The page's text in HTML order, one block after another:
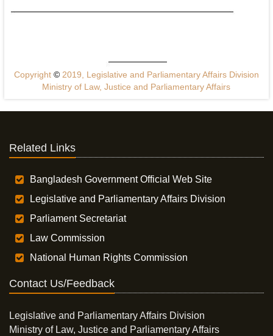
Copyright ©2019, Legislative and Parliamentary Affairs Division
Ministry of Law, Justice and Parliamentary Affairs
Related Links
Bangladesh Government Official Web Site
Legislative and Parliamentary Affairs Division
Parliament Secretariat
Law Commission
National Human Rights Commission
Contact Us/Feedback
Legislative and Parliamentary Affairs Division
Ministry of Law, Justice and Parliamentary Affairs